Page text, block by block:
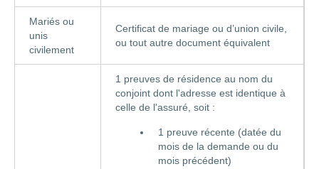
Mariés ou
unis
civilement
Certificat de mariage ou d’union civile,
ou tout autre document équivalent
1 preuves de résidence au nom du
conjoint dont l'adresse est identique à
celle de l'assuré, soit :
1 preuve récente (datée du
mois de la demande ou du
mois précédent)